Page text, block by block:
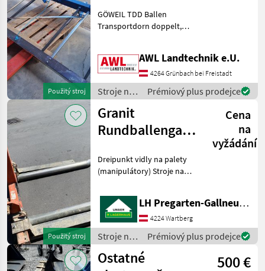
Použitý stroj
doppelt
GÖWEIL TDD Ballen
Transportdorn doppelt,
Quaderballen, 4 Stück
42mm Zinken mit 1100mm
Länge, mit Euroaufnahme,
Nutzlast 2500kg
AWL Landtechnik e.U.
4264 Grünbach bei Freistadt
Stroje na
zber
objemových
krmív /
Göweil
Prémiový plus prodejce
Použitý stroj
Granit
Rundballengabel
Cena
na
vyžádání
Dreipunkt vidly na palety
(manipulátory) Stroje na
transportéry balíkov
LH Pregarten-Gallneukirchen, Pregarten
4224 Wartberg
Stroje na
zber
objemových
Prémiový plus prodejce
Ostatné
500 €